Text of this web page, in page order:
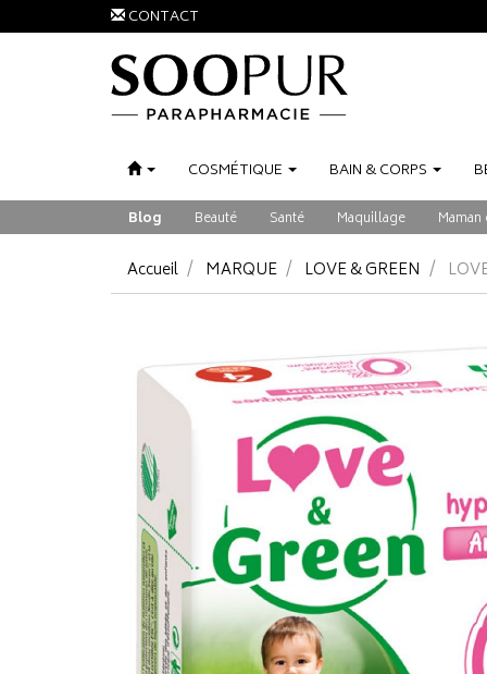
CONTACT
COSMÉTIQUE BAIN &CORPS
Blog Beauté Santé Maquillage
Accueil MARQUE LOVE & GREEN